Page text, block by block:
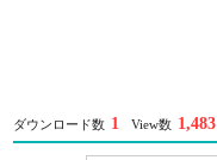
ダウンロード数 1 View数 1,483